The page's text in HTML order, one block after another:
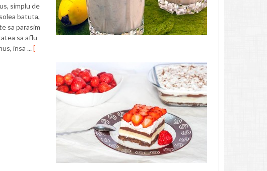
simplu de
batuta,
sa parasim
sa aflu
insa ...[